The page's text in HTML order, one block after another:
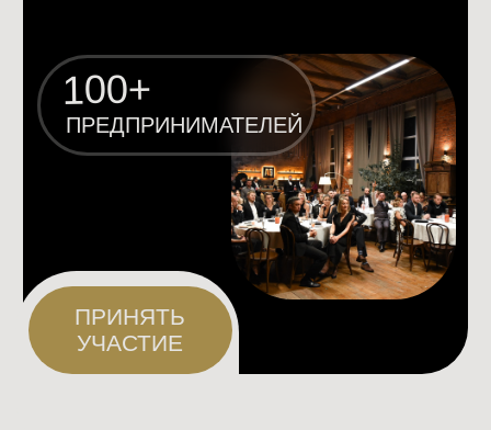
ПРИНЯТЬ
УЧАСТИЕ